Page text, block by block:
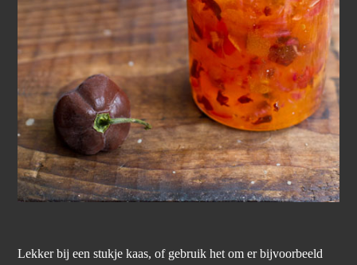
Lekker bij een stukje kaas, of gebruik het om er bijvoorbeeld